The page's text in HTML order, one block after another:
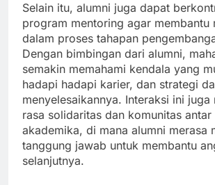
Selain itu, alumni juga dapat
program mentoring agar membantu
dalam proses tahapan
Dengan bimbingan dari alumni,
semakin memahami kendala yang
hadapi hadapi karier, dan strategi
menyelesaikannya. Interaksi ini juga
rasa solidaritas dan komunitas
akademika, di mana alumni merasa
tanggung jawab untuk membantu
selanjutnya.